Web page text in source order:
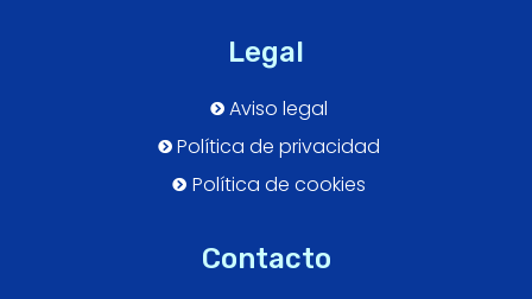
Legal
Aviso legal
Política de privacidad
Política de cookies
Contacto